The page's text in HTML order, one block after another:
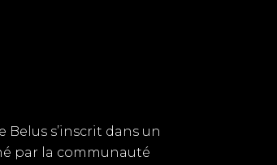
Belus s’inscrit dans un
par la communauté